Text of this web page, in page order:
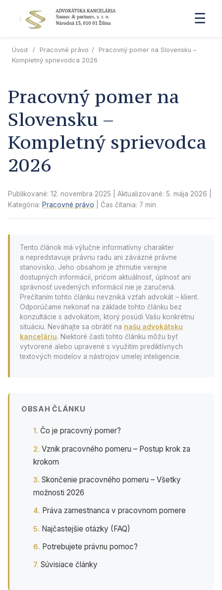
☰
Úvod / Pracovné právo /
Pracovný pomer na Slovensku –
Kompletný sprievodca 2026
Pracovný pomer na
Slovensku –
Kompletný sprievodca
2026
Publikované: 12. novembra 2025 | Aktualizované: 5. mája 2026
Kategória: Pracovné právo | Čas čítania: 7 min
Tento článok má výlučne informatívny charakter
a nepredstavuje právnu radu ani záväzné právne
stanovisko. Jeho obsahom je zhrnutie verejne
dostupných informácií, pričom aktuálnosť, úplnosť ani
správnosť uvedených informácií nie je zaručená.
Prečítaním tohto článku nevzniká vzťah advokát – klient.
Odporúčame nekonať na základe tohto článku bez
konzultácie s advokátom, ktorý posúdi Vašu konkrétnu
situáciu. Neváhajte sa obrátiť na našu advokátsku
kanceláriu. Niektoré časti tohto článku môžu byť
vytvorené alebo upravené s využitím prediktívnych
textových modelov a nástrojov umelej inteligencie.
OBSAH ČLÁNKU
Čo je pracovný pomer?
Vznik pracovného pomeru – Postup krok za
krokom
Skončenie pracovného pomeru – Všetky
možnosti 2026
Práva zamestnanca v pracovnom pomere
Najčastejšie otázky (FAQ)
Potrebujete právnu pomoc?
Súvisiace články